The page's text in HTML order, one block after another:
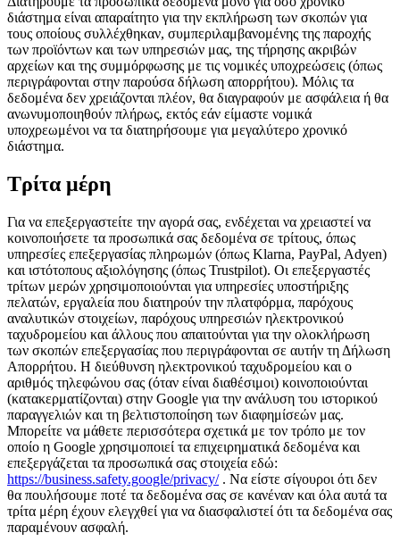
διάστημα είναι απαραίτητο για την εκπλήρωση των σκοπών για
τους οποίους συλλέχθηκαν, συμπεριλαμβανομένης της παροχής
των προϊόντων και των υπηρεσιών μας, της τήρησης ακριβών
αρχείων και της συμμόρφωσης με τις νομικές υποχρεώσεις (όπως
περιγράφονται στην παρούσα δήλωση απορρήτου). Μόλις τα
δεδομένα δεν χρειάζονται πλέον, θα διαγραφούν με ασφάλεια ή θα
ανωνυμοποιηθούν πλήρως, εκτός εάν είμαστε νομικά
υποχρεωμένοι να τα διατηρήσουμε για μεγαλύτερο χρονικό
διάστημα.
Τρίτα μέρη
Για να επεξεργαστείτε την αγορά σας, ενδέχεται να χρειαστεί να
κοινοποιήσετε τα προσωπικά σας δεδομένα σε τρίτους, όπως
υπηρεσίες επεξεργασίας πληρωμών (όπως Klarna, PayPal, Adyen)
και ιστότοπους αξιολόγησης (όπως Trustpilot). Οι επεξεργαστές
τρίτων μερών χρησιμοποιούνται για υπηρεσίες υποστήριξης
πελατών, εργαλεία που διατηρούν την πλατφόρμα, παρόχους
αναλυτικών στοιχείων, παρόχους υπηρεσιών ηλεκτρονικού
ταχυδρομείου και άλλους που απαιτούνται για την ολοκλήρωση
των σκοπών επεξεργασίας που περιγράφονται σε αυτήν τη Δήλωση
Απορρήτου. Η διεύθυνση ηλεκτρονικού ταχυδρομείου και ο
αριθμός τηλεφώνου σας (όταν είναι διαθέσιμοι) κοινοποιούνται
(κατακερματίζονται) στην Google για την ανάλυση του ιστορικού
παραγγελιών και τη βελτιστοποίηση των διαφημίσεών μας.
Μπορείτε να μάθετε περισσότερα σχετικά με τον τρόπο με τον
οποίο η Google χρησιμοποιεί τα επιχειρηματικά δεδομένα και
επεξεργάζεται τα προσωπικά σας στοιχεία εδώ:
https://business.safety.google/privacy/. Να είστε σίγουροι ότι δεν
θα πουλήσουμε ποτέ τα δεδομένα σας σε κανέναν και όλα αυτά τα
τρίτα μέρη έχουν ελεγχθεί για να διασφαλιστεί ότι τα δεδομένα σας
παραμένουν ασφαλή.